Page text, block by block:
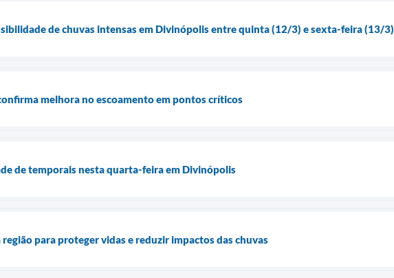
de chuvas intensas em Divinópolis entre quinta (12/3) e sexta-feira (13/3)
melhora no escoamento em pontos críticos
de temporais nesta quarta-feira em Divinópolis
para proteger vidas e reduzir impactos das chuvas